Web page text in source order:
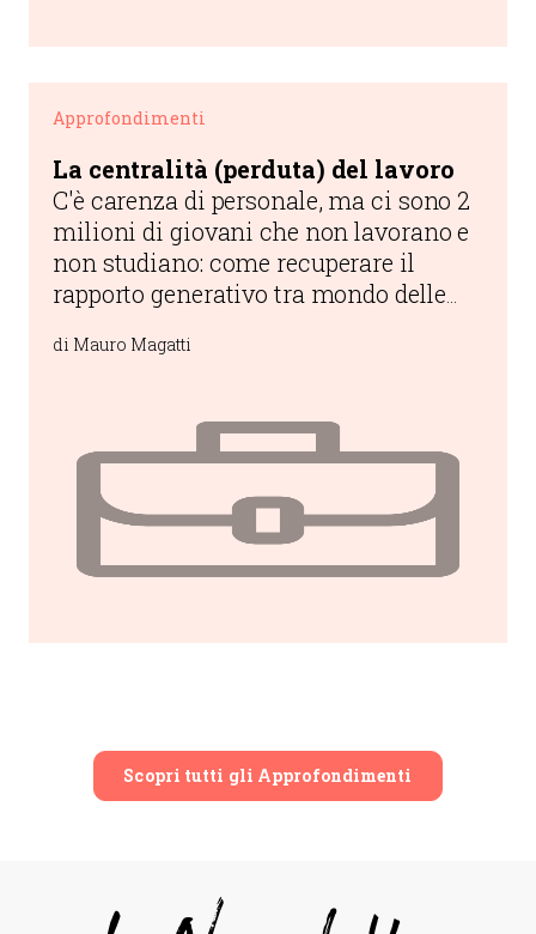
Approfondimenti
La centralità (perduta) del lavoro
C'è carenza di personale, ma ci sono 2
milioni di giovani che non lavorano e
non studiano: come recuperare il
rapporto generativo tra mondo delle
persone reali?
di Mauro Magatti
Scopri tutti gli Approfondimenti